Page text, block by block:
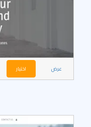
عرض اختيار